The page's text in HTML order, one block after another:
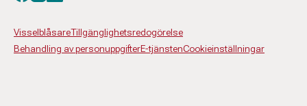
VisselblåsareTillgänglighetsredogörelse
Behandling av personuppgifterE-tjänstenCookieinställningar